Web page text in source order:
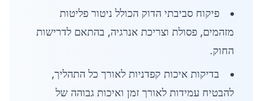
פיקוח סביבתי הדוק הכולל ניטור פליטות
מזהמים, פסולת וצריכת אנרגיה, בהתאם לדרישות
החוק.
בדיקות איכות קפדניות לאורך כל התהליך,
להבטיח עמידות לאורך זמן ואיכות גבוהה של